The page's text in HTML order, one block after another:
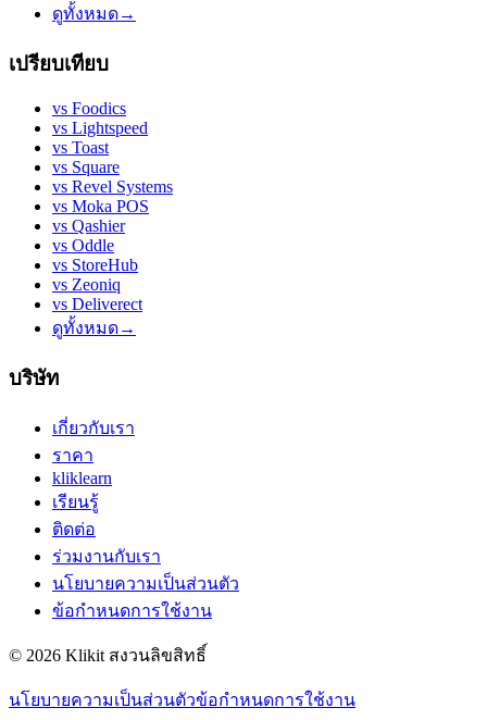
ดูทั้งหมด→
เปรียบเทียบ
vs Foodics
vs Lightspeed
vs Toast
vs Square
vs Revel Systems
vs Moka POS
vs Qashier
vs Oddle
vs StoreHub
vs Zeoniq
vs Deliverect
ดูทั้งหมด→
บริษัท
เกี่ยวกับเรา
ราคา
kliklearn
เรียนรู้
ติดต่อ
ร่วมงานกับเรา
นโยบายความเป็นส่วนตัว
ข้อกำหนดการใช้งาน
© 2026 Klikit สงวนลิขสิทธิ์
นโยบายความเป็นส่วนตัวข้อกำหนดการใช้งาน